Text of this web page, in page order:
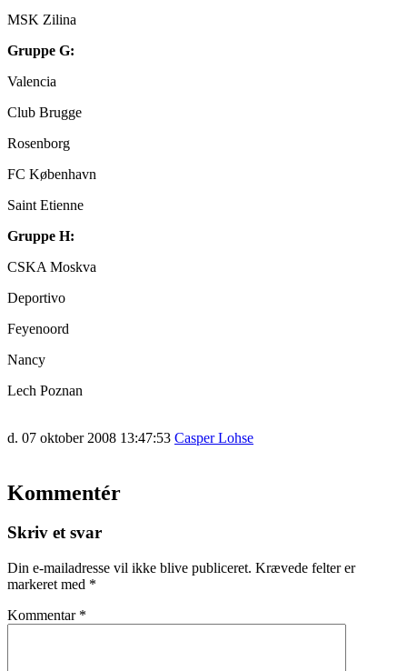
MSK Zilina
Gruppe G:
Valencia
Club Brugge
Rosenborg
FC København
Saint Etienne
Gruppe H:
CSKA Moskva
Deportivo
Feyenoord
Nancy
Lech Poznan
d. 07 oktober 2008 13:47:53 Casper Lohse
Kommentér
Skriv et svar
Din e-mailadresse vil ikke blive publiceret. Krævede felter er
markeret med *
Kommentar *